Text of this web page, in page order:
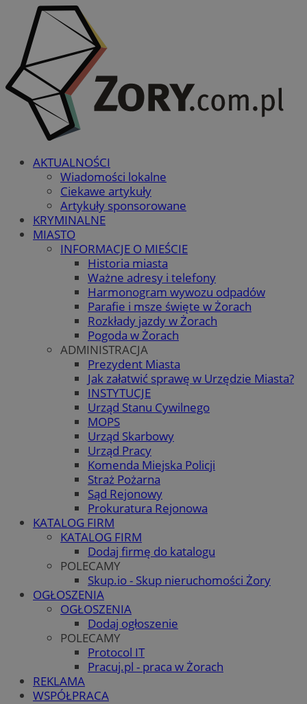
AKTUALNOŚCI
Wiadomości lokalne
Ciekawe artykuły
Artykuły sponsorowane
KRYMINALNE
MIASTO
INFORMACJE O MIEŚCIE
Historia miasta
Ważne adresy i telefony
Harmonogram wywozu odpadów
Parafie i msze święte w Żorach
Rozkłady jazdy w Żorach
Pogoda w Żorach
ADMINISTRACJA
Prezydent Miasta
Jak załatwić sprawę w Urzędzie Miasta?
INSTYTUCJE
Urząd Stanu Cywilnego
MOPS
Urząd Skarbowy
Urząd Pracy
Komenda Miejska Policji
Straż Pożarna
Sąd Rejonowy
Prokuratura Rejonowa
KATALOG FIRM
KATALOG FIRM
Dodaj firmę do katalogu
POLECAMY
Skup.io - Skup nieruchomości Żory
OGŁOSZENIA
OGŁOSZENIA
Dodaj ogłoszenie
POLECAMY
Protocol IT
Pracuj.pl - praca w Żorach
REKLAMA
WSPÓŁPRACA